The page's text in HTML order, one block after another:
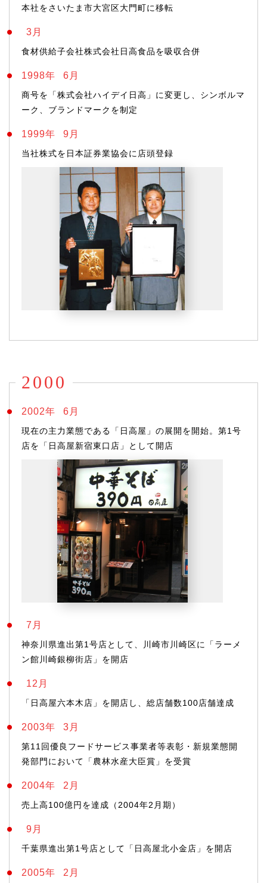
本社をさいたま市大宮区大門町に移転
3月
食材供給子会社株式会社日高食品を吸収合併
1998年 6月
商号を「株式会社ハイデイ日高」に変更し、シンボルマ
ーク、ブランドマークを制定
1999年 9月
当社株式を日本証券業協会に店頭登録
2000
2002年 6月
現在の主力業態である「日高屋」の展開を開始。第1号
店を「日高屋新宿東口店」として開店
7月
神奈川県進出第1号店として、川崎市川崎区に「ラーメ
ン館川崎銀柳街店」を開店
12月
「日高屋六本木店」を開店し、総店舗数100店舗達成
2003年 3月
第11回優良フードサービス事業者等表彰・新規業態開
発部門において「農林水産大臣賞」を受賞
2004年 2月
売上高100億円を達成（2004年2月期）
9月
千葉県進出第1号店として「日高屋北小金店」を開店
2005年 2月